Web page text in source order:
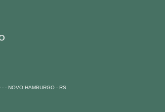
- NOVO HAMBURGO - RS